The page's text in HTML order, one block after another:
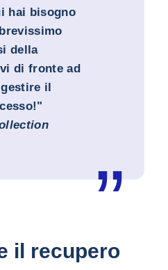
hai bisogno
della
di fronte ad
il
il recupero